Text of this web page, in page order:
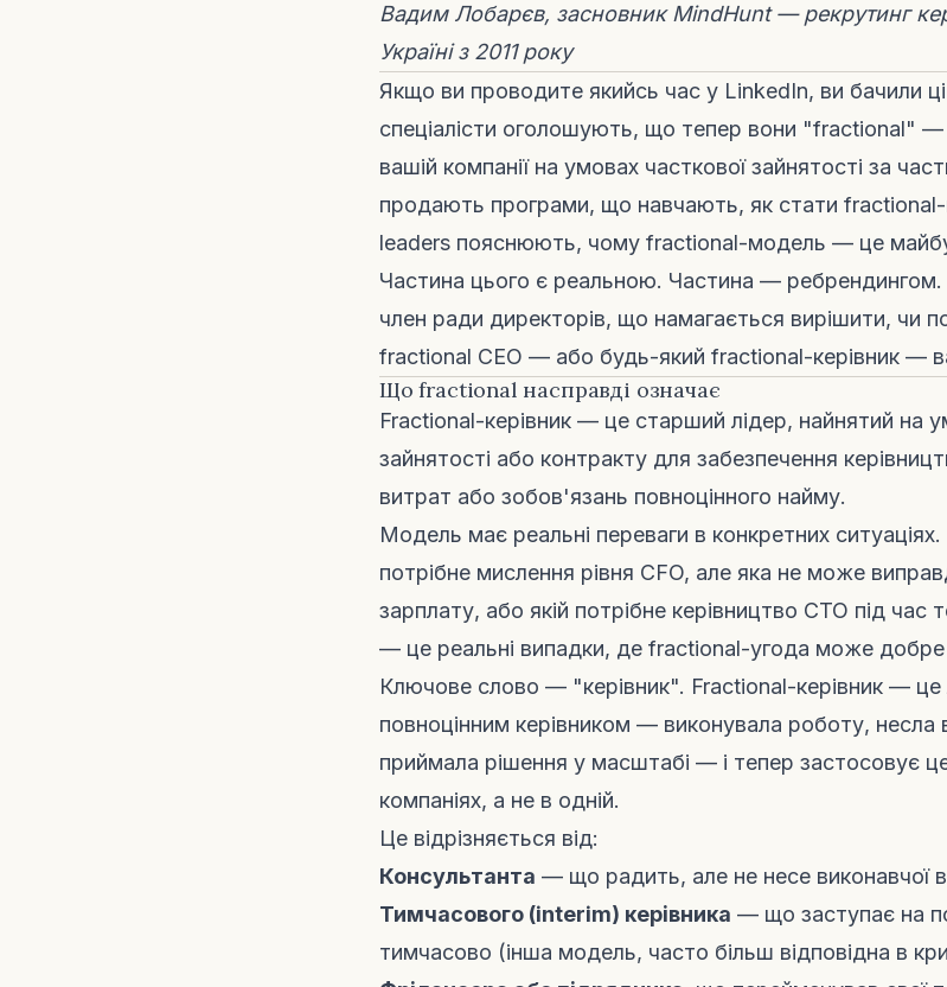
Вадим Лобарєв, засновник MindHunt — рекрутинг
Україні з 2011 року
Якщо ви проводите якийсь час у LinkedIn, ви бачили
спеціалісти оголошують, що тепер вони "fractional" —
вашій компанії на умовах часткової зайнятості за
продають програми, що навчають, як стати fractional-
leaders пояснюють, чому fractional-модель — це
Частина цього є реальною. Частина — ребрендингом.
член ради директорів, що намагається вирішити, чи
fractional CEO — або будь-який fractional-керівник —
Що fractional насправді означає
Fractional-керівник — це старший лідер, найнятий на
зайнятості або контракту для забезпечення
витрат або зобов'язань повноцінного найму.
Модель має реальні переваги в конкретних ситуаціях.
потрібне мислення рівня CFO, але яка не може
зарплату, або якій потрібне керівництво CTO під час
— це реальні випадки, де fractional-угода може
Ключове слово — "керівник". Fractional-керівник —
повноцінним керівником — виконувала роботу, несла
приймала рішення у масштабі — і тепер застосовує
компаніях, а не в одній.
Це відрізняється від:
Консультанта — що радить, але не несе виконавчої
Тимчасового (interim) керівника — що заступає на
тимчасово (інша модель, часто більш відповідна в